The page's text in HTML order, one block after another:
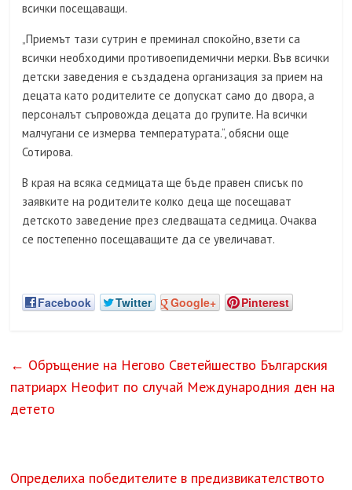
всички посещаващи.
„Приемът тази сутрин е преминал спокойно, взети са
всички необходими противоепидемични мерки. Във всички
детски заведения е създадена организация за прием на
децата като родителите се допускат само до двора, а
персоналът съпровожда децата до групите. На всички
малчугани се измерва температурата.“, обясни още
Сотирова.
В края на всяка седмицата ще бъде правен списък по
заявките на родителите колко деца ще посещават
детското заведение през следващата седмица. Очаква
се постепенно посещаващите да се увеличават.
Facebook Twitter Google+ Pinterest
← Обръщение на Негово Светейшество Българския
патриарх Неофит по случай Международния ден на
детето
Определиха победителите в предизвикателството